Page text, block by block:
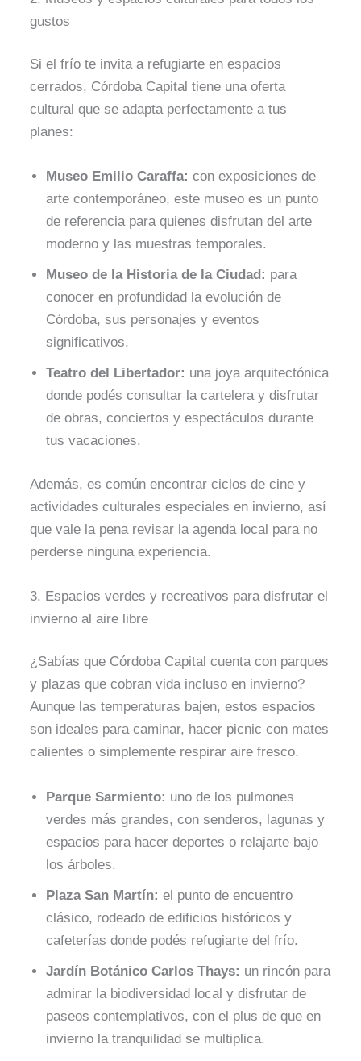
gustos
Si el frío te invita a refugiarte en espacios
cerrados, Córdoba Capital tiene una oferta
cultural que se adapta perfectamente a tus
planes:
Museo Emilio Caraffa: con exposiciones de
arte contemporáneo, este museo es un punto
de referencia para quienes disfrutan del arte
moderno y las muestras temporales.
Museo de la Historia de la Ciudad: para
conocer en profundidad la evolución de
Córdoba, sus personajes y eventos
significativos.
Teatro del Libertador: una joya arquitectónica
donde podés consultar la cartelera y disfrutar
de obras, conciertos y espectáculos durante
tus vacaciones.
Además, es común encontrar ciclos de cine y
actividades culturales especiales en invierno, así
que vale la pena revisar la agenda local para no
perderse ninguna experiencia.
3. Espacios verdes y recreativos para disfrutar el
invierno al aire libre
¿Sabías que Córdoba Capital cuenta con parques
y plazas que cobran vida incluso en invierno?
Aunque las temperaturas bajen, estos espacios
son ideales para caminar, hacer picnic con mates
calientes o simplemente respirar aire fresco.
Parque Sarmiento: uno de los pulmones
verdes más grandes, con senderos, lagunas y
espacios para hacer deportes o relajarte bajo
los árboles.
Plaza San Martín: el punto de encuentro
clásico, rodeado de edificios históricos y
cafeterías donde podés refugiarte del frío.
Jardín Botánico Carlos Thays: un rincón para
admirar la biodiversidad local y disfrutar de
paseos contemplativos, con el plus de que en
invierno la tranquilidad se multiplica.